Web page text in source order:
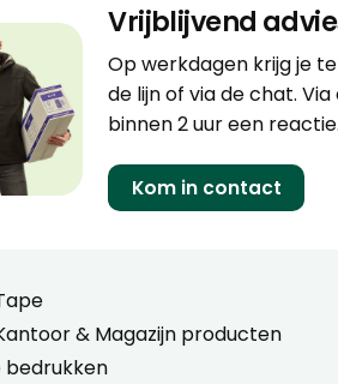
Vrijblijvend
Op werkdagen krijg je
de lijn of via de chat.
binnen 2 uur een reactie.
Kom in contact
& Magazijn producten
bedrukken